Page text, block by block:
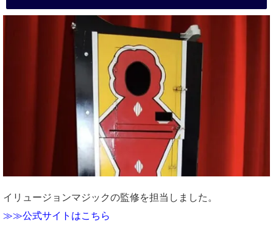
イリュージョンマジックの監修を担当しました。
≫≫公式サイトはこちら